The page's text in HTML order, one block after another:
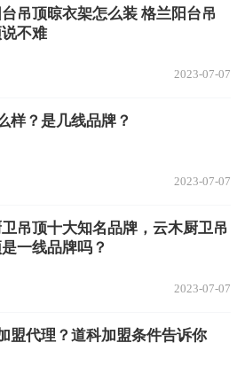
台吊顶晾衣架怎么装 格兰阳台吊
不难
2023-07-07
样？是几线品牌？
2023-07-07
卫吊顶十大知名品牌，云木厨卫吊
一线品牌吗？
2023-07-07
盟代理？道科加盟条件告诉你